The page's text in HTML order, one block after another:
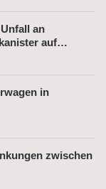
an
auf
in
zwischen